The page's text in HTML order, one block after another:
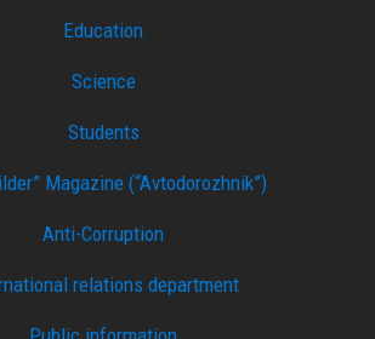
Education
Science
Students
Magazine (“Avtodorozhnik”)
Anti-Corruption
relations department